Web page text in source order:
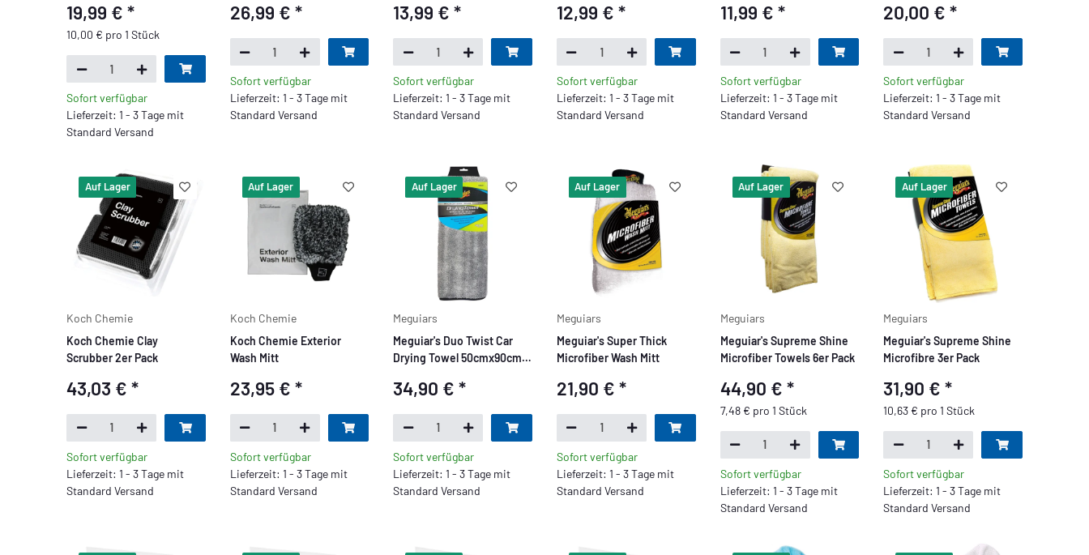
19,99 €*
10,00 € pro 1 Stück
Sofort verfügbar
Lieferzeit: 1 - 3 Tage mit
Standard Versand
40x40cm, 1300 GSM
26,99 € *
Sofort verfügbar
Lieferzeit: 1 - 3 Tage mit
Standard Versand
13,99 €*
Sofort verfügbar
Lieferzeit: 1 - 3 Tage mit
Standard Versand
12,99 € *
Sofort verfügbar
Lieferzeit: 1 - 3 Tage mit
Standard Versand
11,99 € *
Sofort verfügbar
Lieferzeit: 1 - 3 Tage mit
Standard Versand
20,00 €*
Sofort verfügbar
Lieferzeit: 1 - 3 Tage mit
Standard Versand
Auf Lager
Koch Chemie
Koch Chemie Clay
Scrubber 2er Pack
43,03 €*
Sofort verfügbar
Lieferzeit: 1 - 3 Tage mit
Standard Versand
Auf Lager
Koch Chemie
Koch Chemie Exterior
Wash Mitt
23,95 € *
Sofort verfügbar
Lieferzeit: 1 - 3 Tage mit
Standard Versand
Auf Lager
Meguiars
Meguiar's Duo Twist Car
Drying Towel 50cmx90cm,
34,90 €*
Sofort verfügbar
Lieferzeit: 1 - 3 Tage mit
Standard Versand
Auf Lager
Meguiars
Meguiar's Super Thick
Microfiber Wash Mitt
21,90 € *
Sofort verfügbar
Lieferzeit: 1 - 3 Tage mit
Standard Versand
Auf Lager
Meguiars
Meguiar's Supreme Shine
Microfiber Towels 6er Pack
44,90 € *
7,48 € pro 1 Stück
Sofort verfügbar
Lieferzeit: 1 - 3 Tage mit
Standard Versand
Auf Lager
Meguiars
Meguiar's Supreme Shine
Microfibre 3er Pack
31,90 €*
10,63 € pro 1 Stück
Sofort verfügbar
Lieferzeit: 1 - 3 Tage mit
Standard Versand